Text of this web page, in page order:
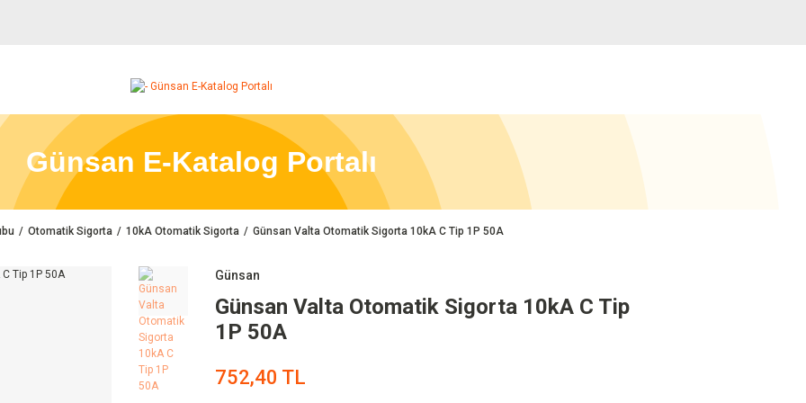
Günsan E-Katalog Portalı
Otomatik Sigorta 10kA Otomatik Sigorta Günsan Valta Otomatik Sigorta 10kA C Tip 1P 50A
Günsan
Günsan Valta Otomatik Sigorta 10kA C Tip
1P 50A
752,40 TL